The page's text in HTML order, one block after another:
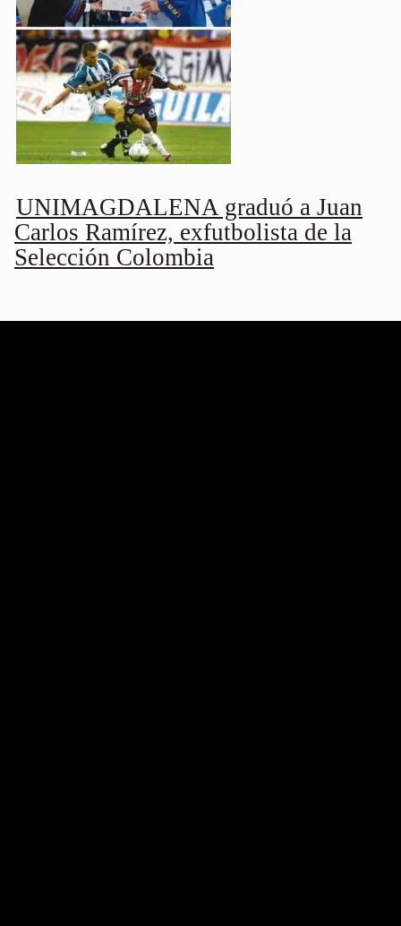
UNIMAGDALENA graduó a Juan
Carlos Ramírez, exfutbolista de la
Selección Colombia